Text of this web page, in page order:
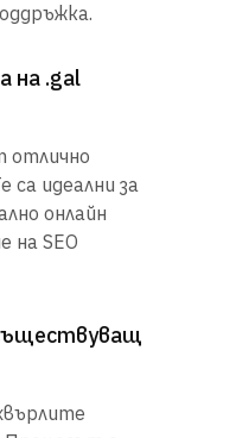
на .gal
отлично
са идеални за
онлайн
на SEO